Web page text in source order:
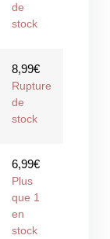
de
stock
8,99€
Rupture
de
stock
6,99€
Plus
que 1
en
stock